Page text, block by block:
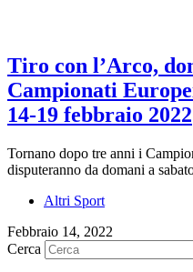
Tiro con l’Arco,
Campionati
14-19 febbraio 2022
Tornano dopo tre anni i
disputeranno da domani a
Altri Sport
Febbraio 14, 2022
Cerca